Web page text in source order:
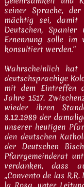
seiner Sprache,
mächtig sei,
Deutschen,
Ernennung solle im
konsultiert werden."
Wahrscheinlich
deutschsprachige
mit dem Eintreffen
Jahre 1517.
wieder ihren
8.12.1989 der
unserer heutigen
den deutschen
der Deutschen
Pfarrgemeinderat
verdanken, dass
„Convento de las